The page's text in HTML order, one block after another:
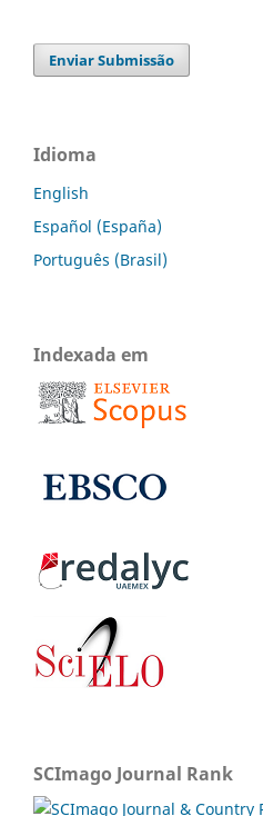
Enviar Submissão
Idioma
English
Español (España)
Português (Brasil)
Indexada em
SCImago Journal Rank